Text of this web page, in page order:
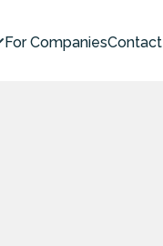
For CompaniesContact